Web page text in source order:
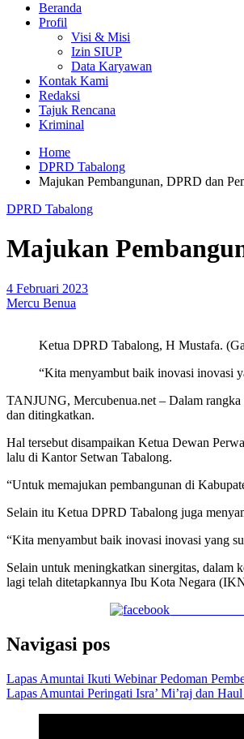
Beranda
Profil
Visi & Misi
Izin SIUP
Data Karyawan
Kontak Kami
Redaksi
Tajuk Rencana
Kriminal
Home
DPRD Tabalong
Majukan Pembangunan, DPRD dan
DPRD Tabalong
Majukan
4 Februari 2023
Mercu Benua
Ketua DPRD Tabalong, H Mustafa.
“Kita menyambut baik inovasi inovasi
TANJUNG, Mercubenua.net – Dalam rangka
dan ditingkatkan.
Hal tersebut disampaikan Ketua Dewan
lalu di Kantor Setwan Tabalong.
“Untuk memajukan pembangunan di
Selain itu Ketua DPRD Tabalong juga
“Kita menyambut baik inovasi inovasi yang
Selain untuk meningkatkan sinergitas, dalam
lagi telah ditetapkannya Ibu Kota Negara
Navigasi pos
Lapas Amuntai Ikuti Webinar Pedoman
Lapas Amuntai Peringati Isra’ Mi’raj dan